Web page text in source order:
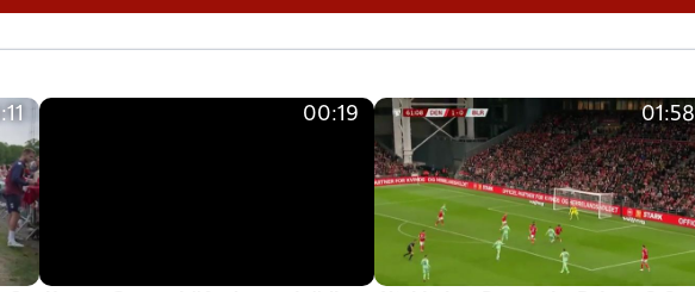
00:19 01:58